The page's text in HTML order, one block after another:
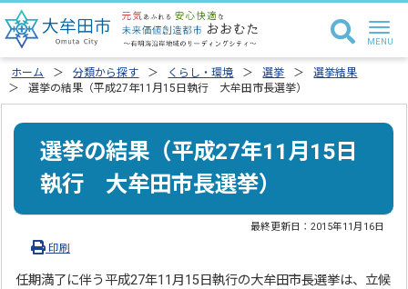
ホーム 分類から探す くらし・環境 選挙
選挙結果
選挙の結果（平成27年11月15日執行 大牟田市長選挙）
選挙の結果（平成27年11月15日
執行 大牟田市長選挙）
最終更新日：2015年11月16日
印刷
任期満了に伴う平成27年11月15日執行の大牟田市長選挙は、立候